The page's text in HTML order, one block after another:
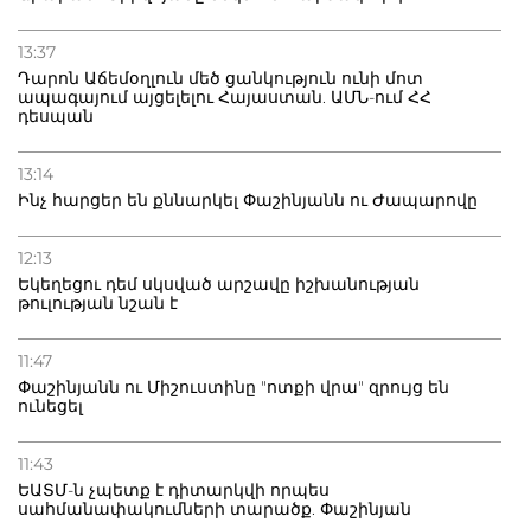
13:37
Դարոն Աճեմօղլուն մեծ ցանկություն ունի մոտ
ապագայում այցելելու Հայաստան. ԱՄՆ-ում ՀՀ
դեսպան
13:14
Ինչ հարցեր են քննարկել Փաշինյանն ու Ժապարովը
12:13
Եկեղեցու դեմ սկսված արշավը իշխանության
թուլության նշան է
11:47
Փաշինյանն ու Միշուստինը "ոտքի վրա" զրույց են
ունեցել
11:43
ԵԱՏՄ-ն չպետք է դիտարկվի որպես
սահմանափակումների տարածք. Փաշինյան